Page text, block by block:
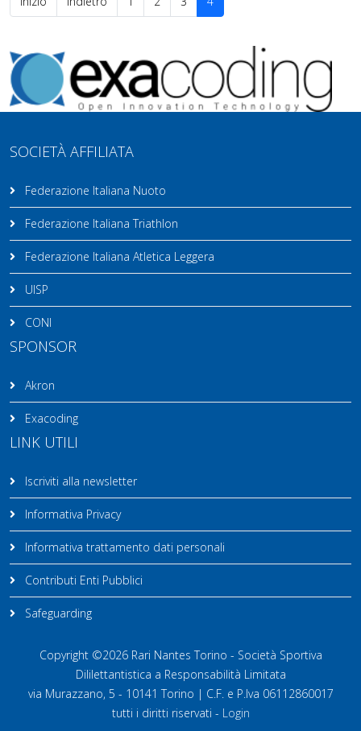
SOCIETÀ AFFILIATA
Federazione Italiana Nuoto
Federazione Italiana Triathlon
Federazione Italiana Atletica Leggera
UISP
CONI
SPONSOR
Akron
Exacoding
LINK UTILI
Iscriviti alla newsletter
Informativa Privacy
Informativa trattamento dati personali
Contributi Enti Pubblici
Safeguarding
Copyright ©2026 Rari Nantes Torino - Società Sportiva
Dililettantistica a Responsabilità Limitata
via Murazzano, 5 - 10141 Torino | C.F. e P.Iva 06112860017
tutti i diritti riservati - Login